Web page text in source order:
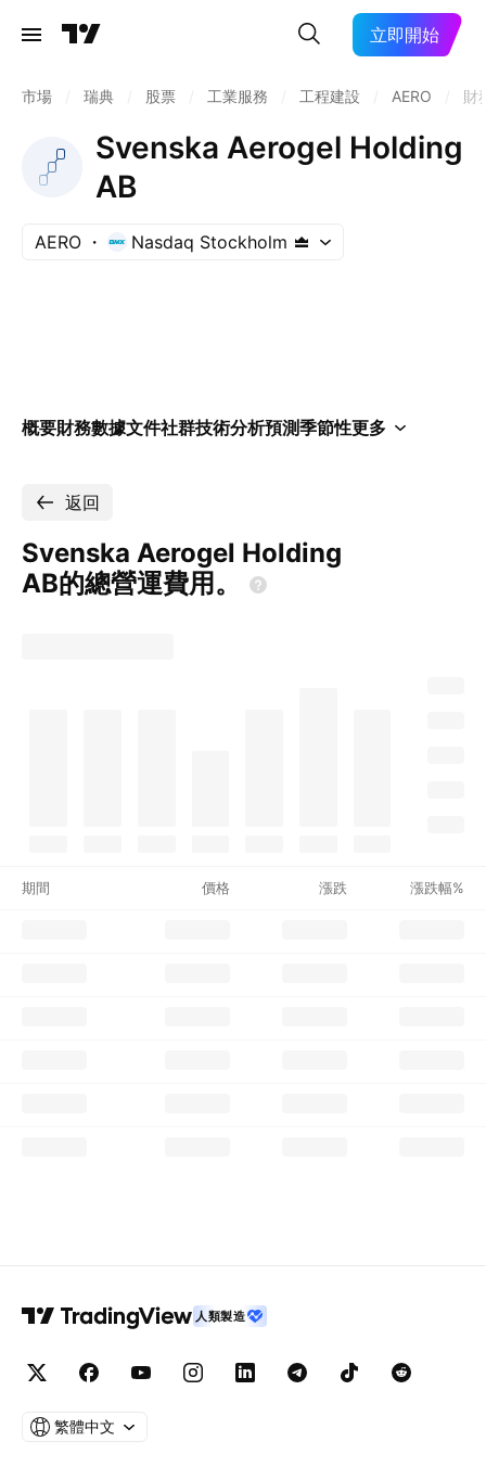
立即開始
市場 瑞典 股票 工業服務 工程建設 AERO 財
Svenska Aerogel Holding
AB
AERO Nasdaq Stockholm
概要財務數據文件社群技術分析預測季節性更多
返回
Svenska Aerogel Holding
AB的總營運費用。
期間 價格 漲跌 漲跌幅%
人類製造
繁體中文